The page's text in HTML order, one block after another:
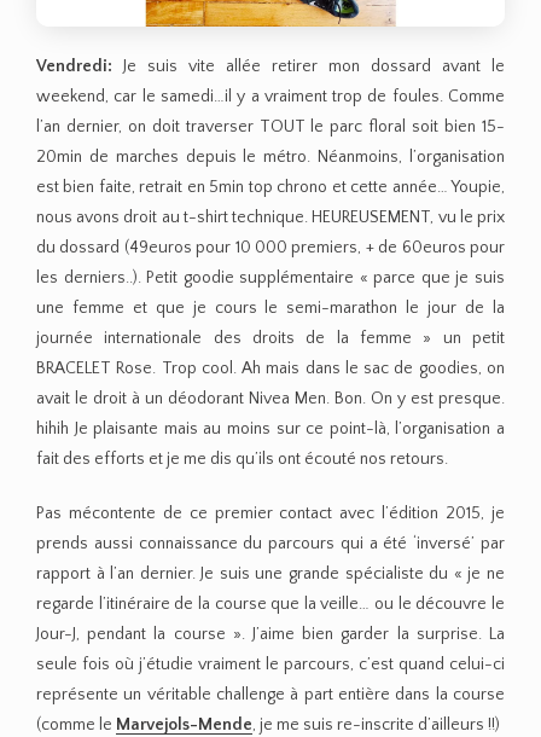
Vendredi: Je suis vite allée retirer mon dossard avant le
weekend, car le samedi…il y a vraiment trop de foules. Comme
l’an dernier, on doit traverser TOUT le parc floral soit bien 15-
20min de marches depuis le métro. Néanmoins, l’organisation
est bien faite, retrait en 5min top chrono et cette année… Youpie,
nous avons droit au t-shirt technique. HEUREUSEMENT, vu le prix
du dossard (49euros pour 10 000 premiers, + de 60euros pour
les derniers..). Petit goodie supplémentaire « parce que je suis
une femme et que je cours le semi-marathon le jour de la
journée internationale des droits de la femme » un petit
BRACELET Rose. Trop cool. Ah mais dans le sac de goodies, on
avait le droit à un déodorant Nivea Men. Bon. On y est presque.
hihih Je plaisante mais au moins sur ce point-là, l’organisation a
fait des efforts et je me dis qu’ils ont écouté nos retours.
Pas mécontente de ce premier contact avec l’édition 2015, je
prends aussi connaissance du parcours qui a été ‘inversé’ par
rapport à l’an dernier. Je suis une grande spécialiste du « je ne
regarde l’itinéraire de la course que la veille… ou le découvre le
Jour-J, pendant la course ». J’aime bien garder la surprise. La
seule fois où j’étudie vraiment le parcours, c’est quand celui-ci
représente un véritable challenge à part entière dans la course
(comme le Marvejols-Mende, je me suis re-inscrite d’ailleurs !!)